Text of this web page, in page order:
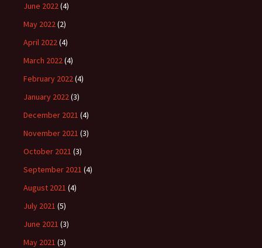
June 2022(4)
May 2022(2)
April 2022(4)
March 2022(4)
February 2022(4)
January 2022(3)
December 2021 (4)
November 2021 (3)
October 2021 (3)
September 2021 (4)
August 2021 (4)
July 2021 (5)
June 2021 (3)
May 2021 (3)